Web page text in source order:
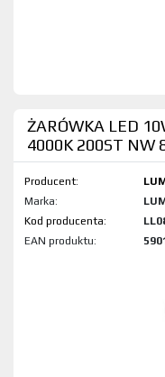
ŻARÓWKA LED
4000K 200ST NW
Producent:
Marka:
Kod produktu:
EAN produktu: